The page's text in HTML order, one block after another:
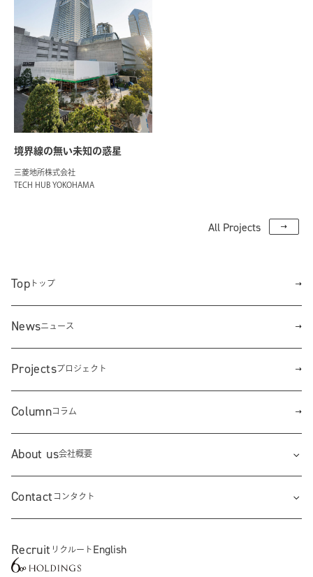
境界線の無い未知の惑星
三菱地所株式会社
TECH HUB YOKOHAMA
All Projects
Top トップ
Projectsプロジェクト
About us会社概要
Newsニュース
Columnコラム
Contact コンタクト
Recruit リクルート English